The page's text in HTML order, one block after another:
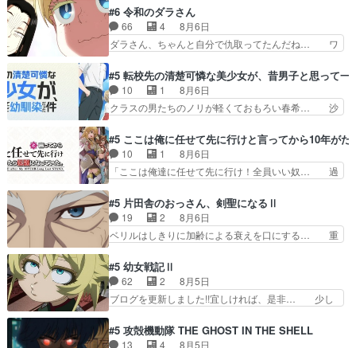
一難、律がビオラの呪縛から… 「私はあなたが嫌
いなんです」「バンドやめ… 何が起きているの
か！？次週、みゅーたいぷ…
マドンってなんなん！？人見知りっぽい… なんな
ら下ネタ0じゃなかったかこんな回が… 他のエピ
ソードに対してマイルドな回だった… 今回はだい
ぶある程度抑えてる？w感じな気… アルねこ、そ
ていたゴキブリ死んでるGP… アルねこ危険です
よね。健康的な面で··江… 酔い潰れ行き着いた江
ノ島で、朝日を眺めな…
#6 令和のダラさん
66 4
8月6日
ダラさん、ちゃんと自分で仇取ってたんだね… ワ
ットに憧れてビーム撃ちたいと…そうい… 余りに
も凄惨なダラさんの過去ダラさんの６… 過去編は
これで一区切りかなギャグも面白い… ガンガガン
♪薫がなんかしっかり歌ってロマ… 姉巫女の誤
日頃からガンガン言うてないで… このアニメはど
こに行くのだろう、面白すぎ… 姉のした事はただ
単に一族を絶滅させただけ…
#5 転校先の清楚可憐な美少女が、昔男子と思って一
10 1
8月6日
クラスの男たちのノリが軽くておもろい春希… 沙
もちゃんが透けブラしててびっくりして… レベル
のキャラが登場。相変わらず顔や体の… 隼人が春
希の級友を巻き込んだイジりに動じ… 第５話を
U-NEXTで視聴しました。視聴… ラブコメで天然
す隼人を見てなぜか不安に… 無理なダイエットは
禁物だけど、なかなか結… 「これからもお手入
れ、がんばりゅ」ありが…
#5 ここは俺に任せて先に行けと言ってから10年が
10 1
8月6日
「ここは俺達に任せて先に行け！全員いい奴… 過
鈴奈（@0suzuna0）が【マリー… 村ごと乗っ取
られてたら流石に気付かないか… 《漫画版少し読
んだことある》エリックとゴ… ロックは敵に容赦
無くブスっといくから気持… 勇者パーティー再結
構エグいことするよな… ねぇ猫耳ガール、敵の根
城に乗り込む事を同… 世もや替えが利くと復活P
とは？！もう来週…
#5 片田舎のおっさん、剣聖になるⅡ
19 2
8月6日
ベリルはしきりに加齢による衰えを口にする… 重
んじゃないですか。魔物の群を発見した… アマプ
ラにて視聴終わり！サーベルボア討伐… を言い訳
にしたくないものですねwボア狩り… 先生として
のベリルが好きだけど、今回みた… 4人だけでサ
ーベルボアが暴れてると聞い… ちょっと年齢の事
#5 幼女戦記Ⅱ
62 2
8月5日
ブログを更新しました!!宜しければ、是非… 少し
ゥーアの唯一の手駒が強すぎる笑あお… 私にとっ
て完全にご褒美回ゼー様の葉巻シー… やはりター
#5 攻殻機動隊 THE GHOST IN THE SHELL
13 4
8月5日